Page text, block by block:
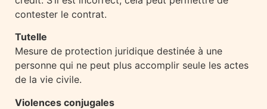
contester le contrat.
Tutelle
Mesure de protection juridique destinée à une
personne qui ne peut plus accomplir seule les actes
de la vie civile.
Violences conjugales